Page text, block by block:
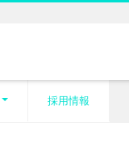
採用情報